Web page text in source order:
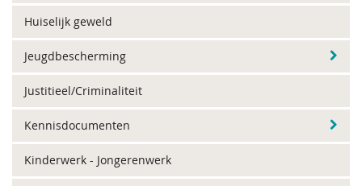
Huiselijk geweld
Jeugdbescherming
Justitieel/Criminaliteit
Kennisdocumenten
Kinderwerk - Jongerenwerk